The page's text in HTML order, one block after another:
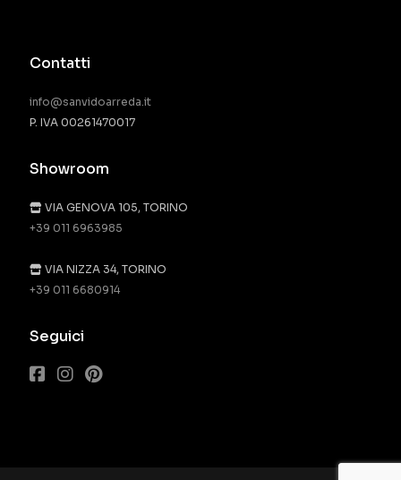
Contatti
info@sanvidoarreda.it
P. IVA 00261470017
Showroom
VIA GENOVA 105, TORINO
+39 011 6963985
VIA NIZZA 34, TORINO
+39 011 6680914
Seguici